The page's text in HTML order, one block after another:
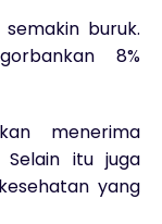
buruk.
8%
menerima
itu juga
yang